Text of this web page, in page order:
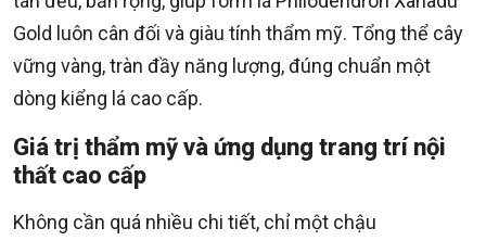
Gold luôn cân đối và giàu tính thẩm mỹ. Tổng thể cây
vững vàng, tràn đầy năng lượng, đúng chuẩn một
dòng kiểng lá cao cấp.
Giá trị thẩm mỹ và ứng dụng trang trí nội
thất cao cấp
Không cần quá nhiều chi tiết, chỉ một chậu